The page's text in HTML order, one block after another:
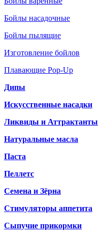
Бойлы насадочные
Бойлы пылящие
Изготовление бойлов
Плавающие Pop-Up
Дипы
Искусственные насадки
Ликвиды и Аттрактанты
Натуральные масла
Паста
Пеллетс
Семена и Зёрна
Стимуляторы аппетита
Сыпучие прикормки